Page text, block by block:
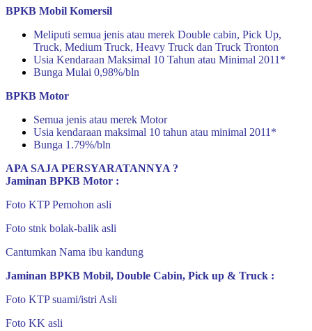
BPKB Mobil Komersil
Meliputi semua jenis atau merek Double cabin, Pick Up,
Truck, Medium Truck, Heavy Truck dan Truck Tronton
Usia Kendaraan Maksimal 10 Tahun atau Minimal 2011*
Bunga Mulai 0,98%/bln
BPKB Motor
Semua jenis atau merek Motor
Usia kendaraan maksimal 10 tahun atau minimal 2011*
Bunga 1.79%/bln
APA SAJA PERSYARATANNYA ?
Jaminan BPKB Motor :
Foto KTP Pemohon asli
Foto stnk bolak-balik asli
Cantumkan Nama ibu kandung
Jaminan BPKB Mobil, Double Cabin, Pick up & Truck :
Foto KTP suami/istri Asli
Foto KK asli